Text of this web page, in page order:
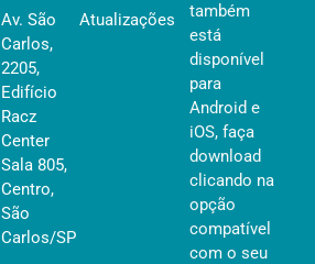
Av. São
Carlos,
2205,
Edifício
Racz
Center
Sala 805,
Centro,
São
Carlos/SP
Atualizações
também
está
disponível
para
Android e
iOS, faça
download
clicando na
opção
compatível
com o seu